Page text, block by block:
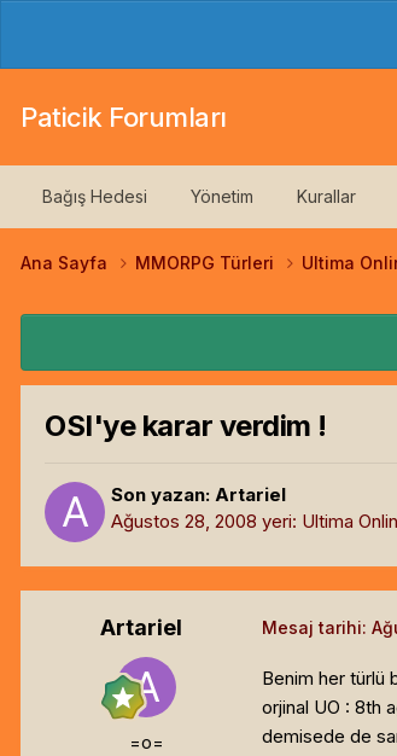
Paticik Forumları
Bağış Hedesi Yönetim Kurallar
Ana Sayfa MMORPG Türleri Ultima
OSI'ye karar verdim !
Son yazan: Artariel
Ağustos 28, 2008 yeri: Ultima
Artariel
=o=
Mesaj tarihi:
Benim her türlü
orjinal UO : 8th
demisede de